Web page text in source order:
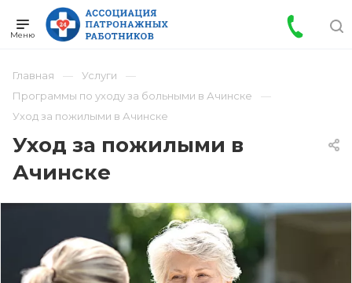
Главная
Услуги
Программы по уходу за больными в Ачинске
Уход за пожилыми в Ачинске
Уход за пожилыми в
Ачинске